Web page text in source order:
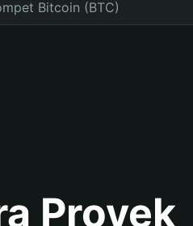
Bitcoin (BTC)
Proyek